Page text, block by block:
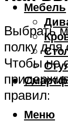
Мебель
Меню
Выбрать
полку
Чтобы не
правил: